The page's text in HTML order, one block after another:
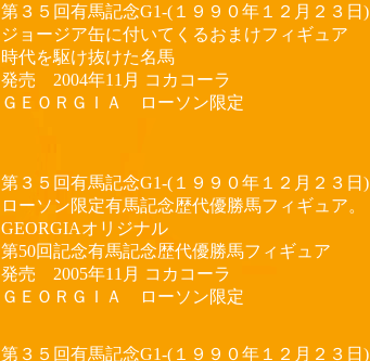
第３５回有馬記念G1-(１９９０年１２月２３日)
ジョージア缶に付いてくるおまけフィギュア
時代を駆け抜けた名馬
発売 2004年11月 コカコーラ
ＧＥＯＲＧＩＡ ローソン限定
第３５回有馬記念G1-(１９９０年１２月２３日)
ローソン限定有馬記念歴代優勝馬フィギュア。
GEORGIAオリジナル
第50回記念有馬記念歴代優勝馬フィギュア
発売 2005年11月 コカコーラ
ＧＥＯＲＧＩＡ ローソン限定
第３５回有馬記念G1-(１９９０年１２月２３日)